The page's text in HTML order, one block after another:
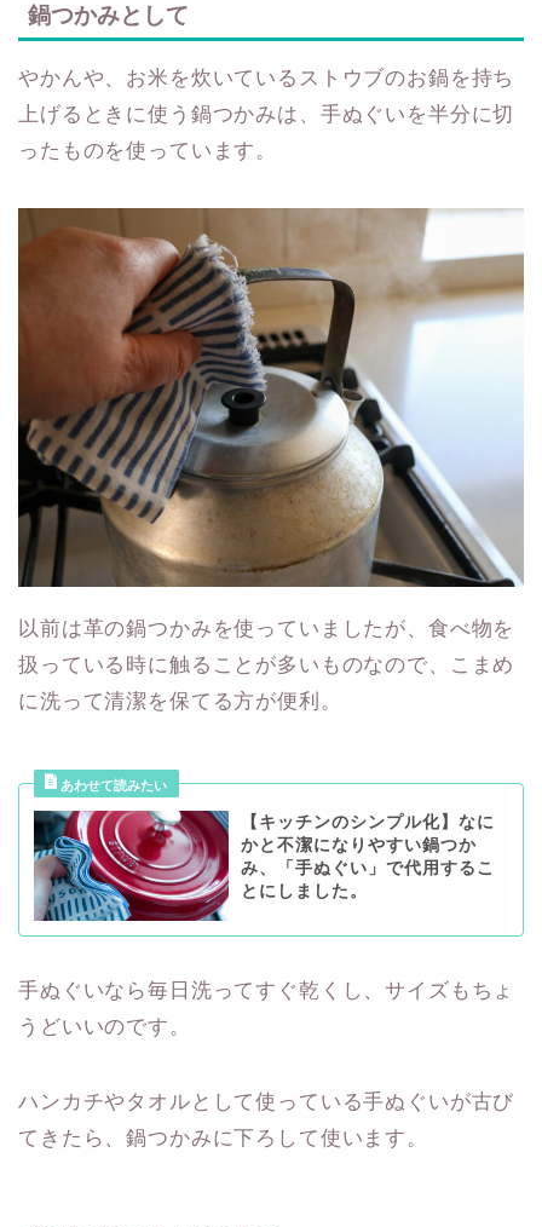
鍋つかみとして
やかんや、お米を炊いているストウブのお鍋を持ち
上げるときに使う鍋つかみは、手ぬぐいを半分に切
ったものを使っています。
以前は革の鍋つかみを使っていましたが、食べ物を
扱っている時に触ることが多いものなので、こまめ
に洗って清潔を保てる方が便利。
【キッチンのシンプル化】なに
かと不潔になりやすい鍋つか
み、「手ぬぐい」で代用するこ
とにしました。
手ぬぐいなら毎日洗ってすぐ乾くし、サイズもちょ
うどいいのです。
ハンカチやタオルとして使っている手ぬぐいが古び
てきたら、鍋つかみに下ろして使います。